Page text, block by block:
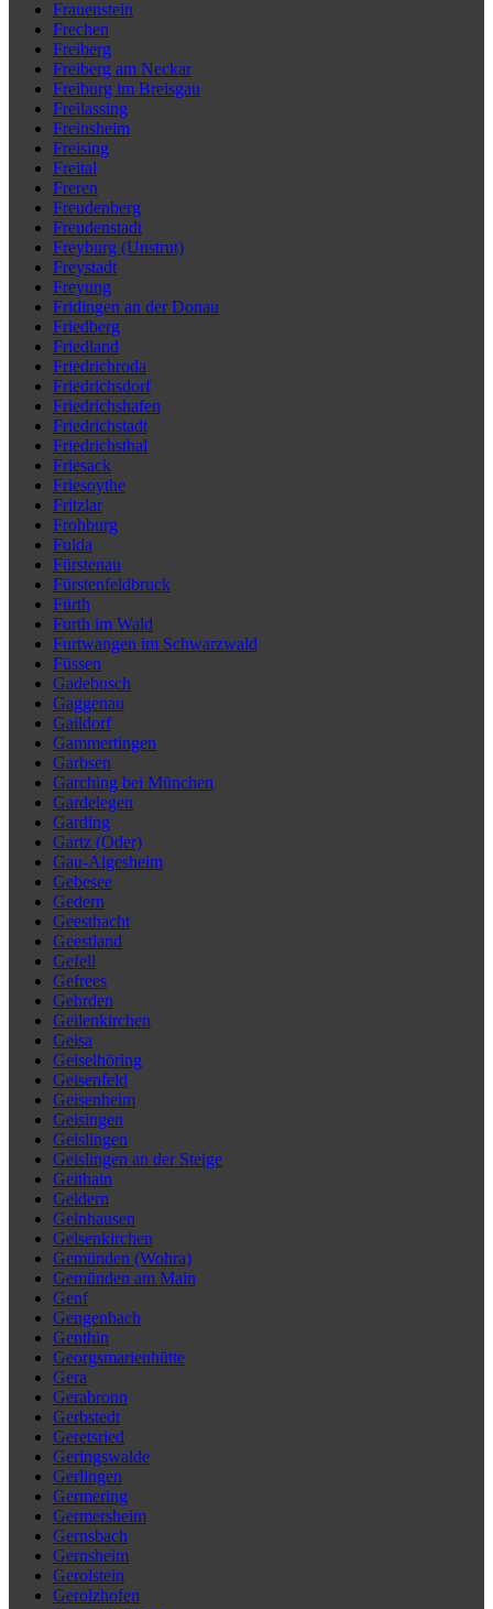
Frauenstein
Frechen
Freiberg
Freiberg am Neckar
Freiburg im Breisgau
Freilassing
Freinsheim
Freising
Freital
Freren
Freudenberg
Freudenstadt
Freyburg (Unstrut)
Freystadt
Freyung
Fridingen an der Donau
Friedberg
Friedland
Friedrichroda
Friedrichsdorf
Friedrichshafen
Friedrichstadt
Friedrichsthal
Friesack
Friesoythe
Fritzlar
Frohburg
Fulda
Fürstenau
Fürstenfeldbruck
Fürth
Furth im Wald
Furtwangen im Schwarzwald
Füssen
Gadebusch
Gaggenau
Gaildorf
Gammertingen
Garbsen
Garching bei München
Gardelegen
Garding
Gartz (Oder)
Gau-Algesheim
Gebesee
Gedern
Geesthacht
Geestland
Gefell
Gefrees
Gehrden
Geilenkirchen
Geisa
Geiselhöring
Geisenfeld
Geisenheim
Geisingen
Geislingen
Geislingen an der Steige
Geithain
Geldern
Gelnhausen
Gelsenkirchen
Gemünden (Wohra)
Gemünden am Main
Genf
Gengenbach
Genthin
Georgsmarienhütte
Gera
Gerabronn
Gerbstedt
Geretsried
Geringswalde
Gerlingen
Germering
Germersheim
Gernsbach
Gernsheim
Gerolstein
Gerolzhofen